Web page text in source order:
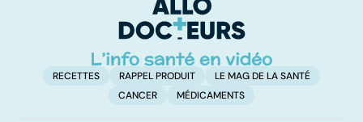
RECETTES RAPPEL PRODUIT
LE MAG DE LA SANTÉ
CANCER
MÉDICAMENTS